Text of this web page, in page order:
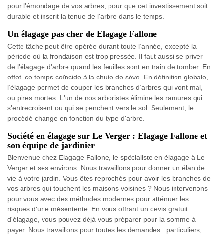
pour l'émondage de vos arbres, pour que cet investissement soit
durable et inscrit la tenue de l'arbre dans le temps.
Un élagage pas cher de Elagage Fallone
Cette tâche peut être opérée durant toute l’année, excepté la
période où la frondaison est trop pressée. Il faut aussi se priver
de l'élagage d'arbre quand les feuilles sont en train de tomber. En
effet, ce temps coïncide à la chute de sève. En définition globale,
l’élagage permet de couper les branches d’arbres qui vont mal,
ou pires mortes. L'un de nos arboristes élimine les ramures qui
s'entrecroisent ou qui se penchent vers le sol. Seulement, le
procédé change en fonction du type d'arbre.
Société en élagage sur Le Verger : Elagage Fallone et
son équipe de jardinier
Bienvenue chez Elagage Fallone, le spécialiste en élagage à Le
Verger et ses environs. Nous travaillons pour donner un élan de
vie à votre jardin. Vous êtes reprochés pour avoir les branches de
vos arbres qui touchent les maisons voisines ? Nous intervenons
pour vous avec des méthodes modernes pour atténuer les
risques d'une mésentente. En vous offrant un devis gratuit
d'élagage, vous pouvez déjà vous préparer pour la somme à
payer. Nous travaillons pour toutes les demandes : particuliers,